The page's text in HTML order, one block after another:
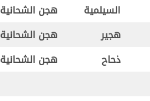
السيلمية هجن الشحانية
هجير هجن الشحانية
ذحاح هجن الشحانية